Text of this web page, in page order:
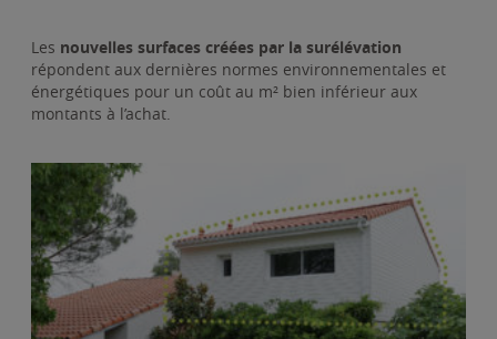
Les nouvelles surfaces créées par la surélévation
répondent aux dernières normes environnementales et
énergétiques pour un coût au m² bien inférieur aux
montants à l’achat.